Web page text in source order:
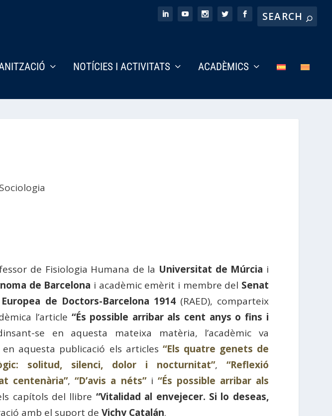
NOTÍCIES I ACTIVITATS ACADÈMICS
Sociologia
de Fisiologia Humana de la Universitat de Múrcia i
de Barcelona i acadèmic emèrit i membre del Senat
de Doctors-Barcelona 1914(RAED), comparteix
l’article “És possible arribar als cent anys o fins i
se en aquesta mateixa matèria, l’acadèmic va
aquesta publicació els articles “Els quatre genets de
solitud, silenci, dolor i nocturnitat”, “Reflexió
centenària”,“D’avis a néts”i “És possible arribar als
capítols del llibre “Vitalidad al envejecer. Si lo deseas,
amb el suport deVichy Catalán.